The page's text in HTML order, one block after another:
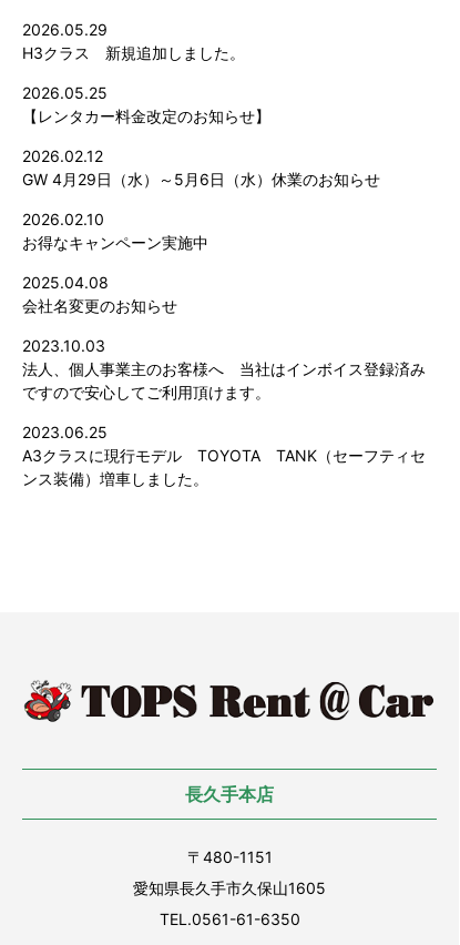
2026.05.29
H3クラス 新規追加しました。
2026.05.25
【レンタカー料金改定のお知らせ】
2026.02.12
GW 4月29日（水）～5月6日（水）休業のお知らせ
2026.02.10
お得なキャンペーン実施中
2025.04.08
会社名変更のお知らせ
2023.10.03
法人、個人事業主のお客様へ 当社はインボイス登録済み
ですので安心してご利用頂けます。
2023.06.25
A3クラスに現行モデル TOYOTA TANK（セーフティセ
ンス装備）増車しました。
長久手本店
〒480-1151
愛知県長久手市久保山1605
TEL.0561-61-6350